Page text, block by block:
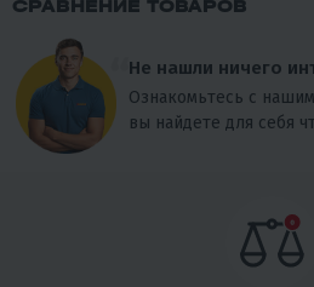
СРАВНЕНИЕ ТОВАРОВ
Не нашли ничего
Ознакомьтесь с
вы найдете для себя